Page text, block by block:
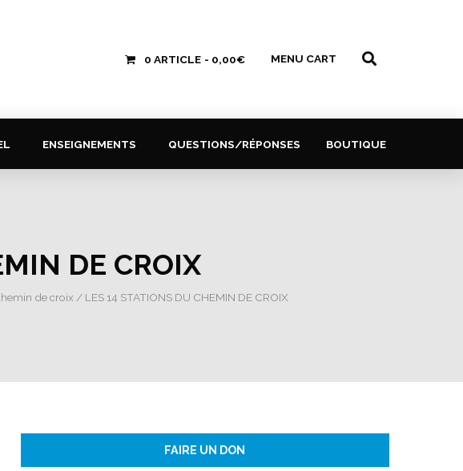
0 ARTICLE 0,00€ MENU CART
ENSEIGNEMENTS QUESTIONS/RÉPONSES BOUTIQUE
DE CROIX
de croix/ LES 14 STATIONS DU CHEMIN DE CROIX
FAIRE UN DON